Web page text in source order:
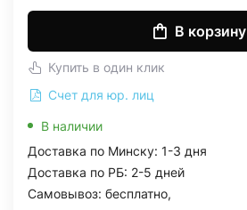
В корзину
Купить в один клик
Счет для юр. лиц
В наличии
Доставка по Минску: 1-3 дня
Доставка по РБ: 2-5 дней
Самовывоз: бесплатно,